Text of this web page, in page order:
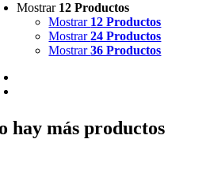
Mostrar 12 Productos
Mostrar 12 Productos
Mostrar24 Productos
Mostrar36 Productos
hay más productos